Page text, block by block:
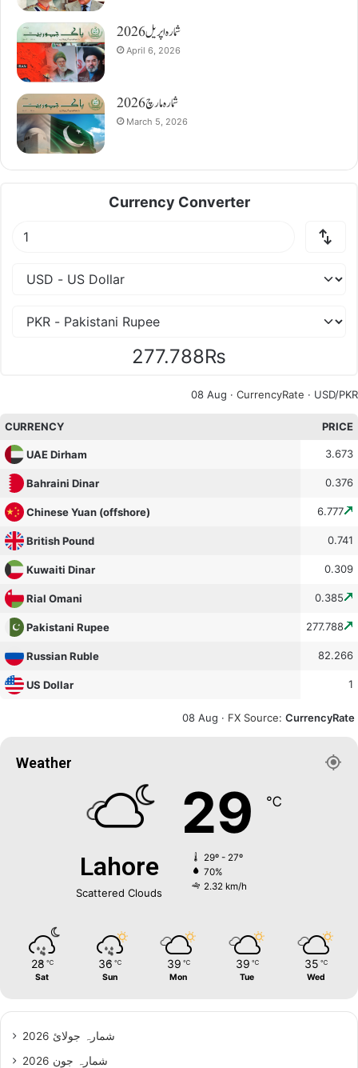
شمارہ اپریل 2026
April 6, 2026
شمارہ مارچ 2026
March 5, 2026
Currency Converter
277.788₨
08 Aug · CurrencyRate · USD/PKR
CURRENCY PRICE
UAE Dirham 3.673
Bahraini Dinar 0.376
Chinese Yuan (offshore) 6.777
British Pound 0.741
Kuwaiti Dinar 0.309
Rial Omani 0.385
Pakistani Rupee 277.788
Russian Ruble 82.266
US Dollar 1
08 Aug · FX Source: CurrencyRate
Weather
Lahore
Scattered Clouds
29 ℃
29º - 27º
70%
2.32 km/h
28 ℃
Sat
36 ℃
Sun
39 ℃
Mon
39 ℃
Tue
35 ℃
Wed
شمارہ جولائ 2026
شمارہ جون 2026